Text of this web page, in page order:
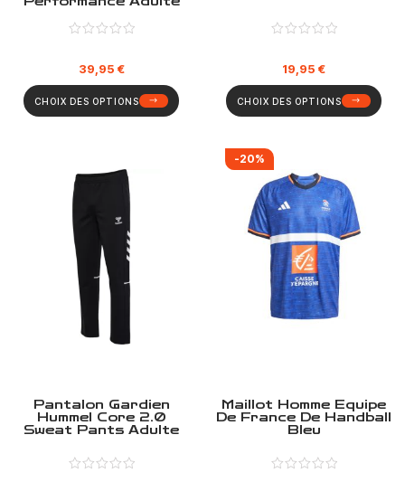
39,95 €
CHOIX DES OPTIONS
19,95 €
CHOIX DES OPTIONS
Pantalon Gardien
Hummel Core 2.0
Sweat Pants Adulte
-20%
Maillot Homme Equipe
De France De Handball
Bleu